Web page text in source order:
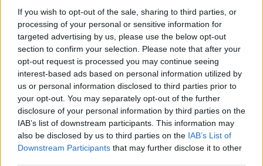
If you wish to opt-out of the sale, sharing to third parties, or
processing of your personal or sensitive information for
targeted advertising by us, please use the below opt-out
section to confirm your selection. Please note that after your
opt-out request is processed you may continue seeing
interest-based ads based on personal information utilized by
us or personal information disclosed to third parties prior to
your opt-out. You may separately opt-out of the further
disclosure of your personal information by third parties on the
IAB’s list of downstream participants. This information may
also be disclosed by us to third parties on the IAB’s List of
Downstream Participants that may further disclose it to other
Classic Mantra
Riepilogo stagione
Titolare 26 - 86%
Entrato 0 - 0 %
Squalificato